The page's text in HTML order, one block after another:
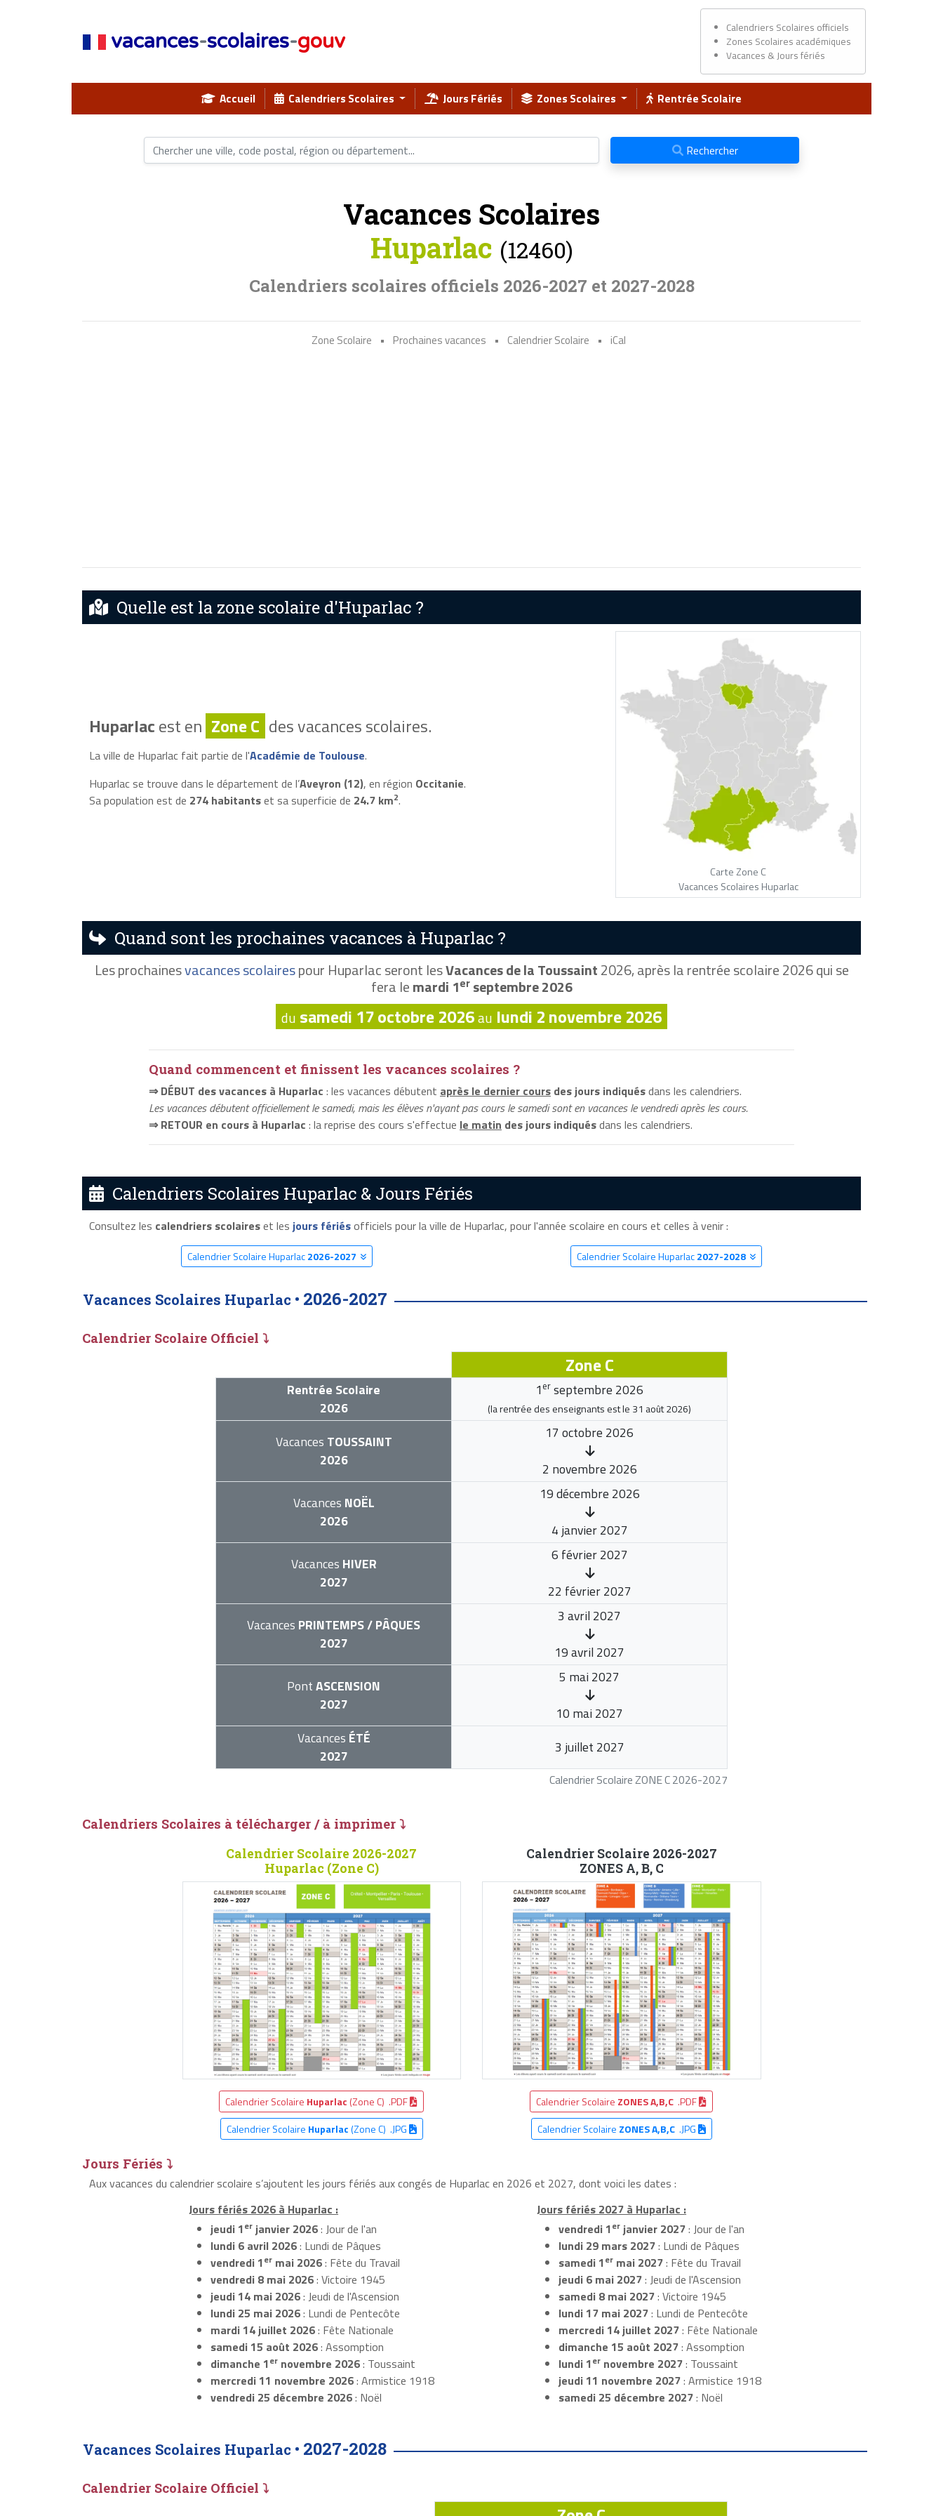
vacances-scolaires-gouv
Calendriers Scolaires officiels
Zones Scolaires académiques
Vacances & Jours fériés
Accueil Calendriers Scolaires Jours Fériés Zones Scolaires Rentrée Scolaire
Rechercher
Vacances Scolaires
Huparlac (12460)
Calendriers scolaires officiels 2026-2027 et 2027-2028
Zone Scolaire • Prochaines vacances • Calendrier Scolaire • iCal
Quelle est la zone scolaire d'Huparlac ?
Huparlacest en Zone C des vacances scolaires.
La ville de Huparlac fait partie de l'Académie de Toulouse.
Huparlac se trouve dans le département de l’Aveyron (12), en région Occitanie.
Sa population est de 274 habitantset sa superficie de 24.7 km2.
Carte Zone C
Vacances Scolaires Huparlac
Quand sont les prochaines vacances à Huparlac ?
Les prochainesvacances scolairespour Huparlac seront lesVacances de la Toussaint2026, après la rentrée scolaire 2026 qui se
fera lemardi 1erseptembre 2026
du samedi 17 octobre 2026au lundi 2 novembre 2026
Quand commencent et finissent les vacances scolaires ?
⇒ DÉBUT des vacances à Huparlac : les vacances débutent après le dernier cours des jours indiquésdans les calendriers.
Les vacances débutent officiellement le samedi, mais les élèves n'ayant pas cours le samedi sont en vacances le vendredi après les cours.
⇒ RETOUR en cours à Huparlac : la reprise des cours s'effectue le matin des jours indiquésdans les calendriers.
Calendriers Scolaires Huparlac & Jours Fériés
Consultez les calendriers scolaireset les jours fériésofficiels pour la ville de Huparlac, pour l'année scolaire en cours et celles à venir :
Calendrier Scolaire Huparlac2026-2027 Calendrier Scolaire Huparlac2027-2028
Vacances Scolaires Huparlac • 2026-2027
Calendrier Scolaire Officiel ⤵
Calendrier Scolaire ZONE C 2026-2027
Zone C
Rentrée Scolaire
2026
1 er septembre 2026
(la rentrée des enseignants est le 31 août 2026)
Vacances TOUSSAINT
2026
17 octobre 2026
2 novembre 2026
Vacances NOËL
2026
19 décembre 2026
4 janvier 2027
Vacances HIVER
2027
6 février 2027
22 février 2027
Vacances PRINTEMPS / PÂQUES
2027
3 avril 2027
19 avril 2027
PontASCENSION
2027
5 mai 2027
10 mai 2027
Vacances ÉTÉ
2027
3 juillet 2027
Calendriers Scolaires à télécharger / à imprimer ⤵
Calendrier Scolaire 2026-2027
Huparlac (Zone C)
Calendrier Scolaire Huparlac (Zone C) .PDF
Calendrier Scolaire Huparlac(Zone C) .JPG
Calendrier Scolaire 2026-2027
ZONES A, B, C
Calendrier Scolaire ZONES A,B,C .PDF
Calendrier Scolaire ZONES A,B,C.JPG
Jours Fériés ⤵
Aux vacances du calendrier scolaire s’ajoutent les jours fériés aux congés de Huparlac en 2026 et 2027, dont voici les dates :
Jours fériés 2026 à Huparlac :
jeudi 1erjanvier 2026: Jour de l'an
lundi 6 avril 2026: Lundi de Pâques
vendredi 1ermai 2026: Fête du Travail
vendredi 8 mai 2026: Victoire 1945
jeudi 14 mai 2026: Jeudi de l'Ascension
lundi 25 mai 2026: Lundi de Pentecôte
mardi 14 juillet 2026: Fête Nationale
samedi 15 août 2026: Assomption
dimanche 1ernovembre 2026: Toussaint
mercredi 11 novembre 2026: Armistice 1918
vendredi 25 décembre 2026: Noël
Jours fériés 2027 à Huparlac :
vendredi 1erjanvier 2027: Jour de l'an
lundi 29 mars 2027: Lundi de Pâques
samedi 1ermai 2027: Fête du Travail
jeudi 6 mai 2027: Jeudi de l'Ascension
samedi 8 mai 2027: Victoire 1945
lundi 17 mai 2027: Lundi de Pentecôte
mercredi 14 juillet 2027: Fête Nationale
dimanche 15 août 2027: Assomption
lundi 1ernovembre 2027: Toussaint
jeudi 11 novembre 2027: Armistice 1918
samedi 25 décembre 2027: Noël
Vacances Scolaires Huparlac • 2027-2028
Calendrier Scolaire Officiel ⤵